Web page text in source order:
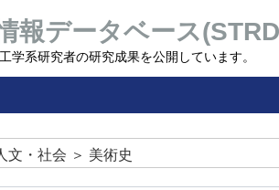
報データベース
学系研究者の研究成果を公開しています。
文・社会 ＞ 美術史